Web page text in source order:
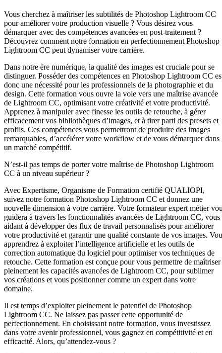
Vous cherchez à maîtriser les subtilités de Photoshop Lightroom CC
pour améliorer votre production visuelle ? Vous désirez vous
démarquer avec des compétences avancées en post-traitement ?
Découvrez comment notre formation en perfectionnement Photoshop
Lightroom CC peut dynamiser votre carrière.
Dans notre ère numérique, la qualité des images est cruciale pour se
distinguer. Posséder des compétences en Photoshop Lightroom CC
donc une nécessité pour les professionnels de la photographie et du
design. Cette formation vous ouvre la voie vers une maîtrise avancée
de Lightroom CC, optimisant votre créativité et votre productivité.
Apprenez à manipuler avec finesse les outils de retouche, à gérer
efficacement vos bibliothèques d’images, et à tirer parti des presets et
profils. Ces compétences vous permettront de produire des images
remarquables, d’accélérer votre workflow et de vous démarquer dans
un marché compétitif.
N’est-il pas temps de porter votre maîtrise de Photoshop Lightroom
CC à un niveau supérieur ?
Avec Expertisme, Organisme de Formation certifié QUALIOPI,
suivez notre formation Photoshop Lightroom CC et donnez une
nouvelle dimension à votre carrière. Votre formateur expert métier
guidera à travers les fonctionnalités avancées de Lightroom CC, vous
aidant à développer des flux de travail personnalisés pour améliorer
votre productivité et garantir une qualité constante de vos images.
apprendrez à exploiter l’intelligence artificielle et les outils de
correction automatique du logiciel pour optimiser vos techniques de
retouche. Cette formation est conçue pour vous permettre de maîtriser
pleinement les capacités avancées de Lightroom CC, pour sublimer
vos créations et vous positionner comme un expert dans votre
domaine.
Il est temps d’exploiter pleinement le potentiel de Photoshop
Lightroom CC. Ne laissez pas passer cette opportunité de
perfectionnement. En choisissant notre formation, vous investissez
dans votre avenir professionnel, vous gagnez en compétitivité et en
efficacité. Alors, qu’attendez-vous ?